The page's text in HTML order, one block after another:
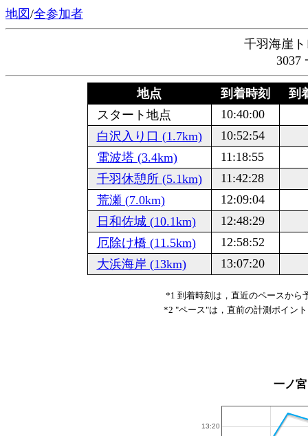
地図/全参加者
千羽海崖
3037
地点 到着時刻
到
スタート地点
10:40:00
白沢入り口 (1.7km)
10:52:54
電波塔 (3.4km)
11:18:55
千羽休憩所 (5.1km)
11:42:28
荒瀬 (7.0km)
12:09:04
日和佐城 (10.1km)
12:48:29
厄除け橋 (11.5km)
12:58:52
大浜海岸 (13km)
13:07:20
*1 到着時刻は，直近のペースから
*2 "ペース"は，直前の計測ポイン
一ノ